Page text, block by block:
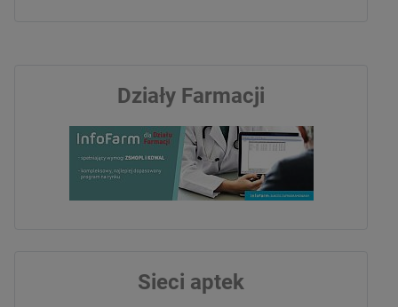
Działy Farmacji
Sieci aptek